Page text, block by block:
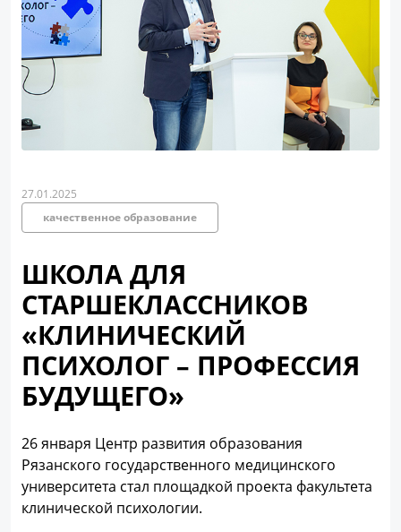
27.01.2025
качественное образование
ШКОЛА ДЛЯ
СТАРШЕКЛАССНИКОВ
«КЛИНИЧЕСКИЙ
ПСИХОЛОГ – ПРОФЕССИЯ
БУДУЩЕГО»
26 января Центр развития образования
Рязанского государственного медицинского
университета стал площадкой проекта факультета
клинической психологии.